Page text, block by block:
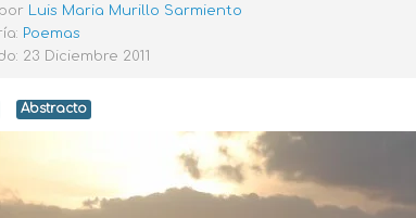
Luis Maria Murillo Sarmiento
Poemas
23 Diciembre 2011
Abstracto